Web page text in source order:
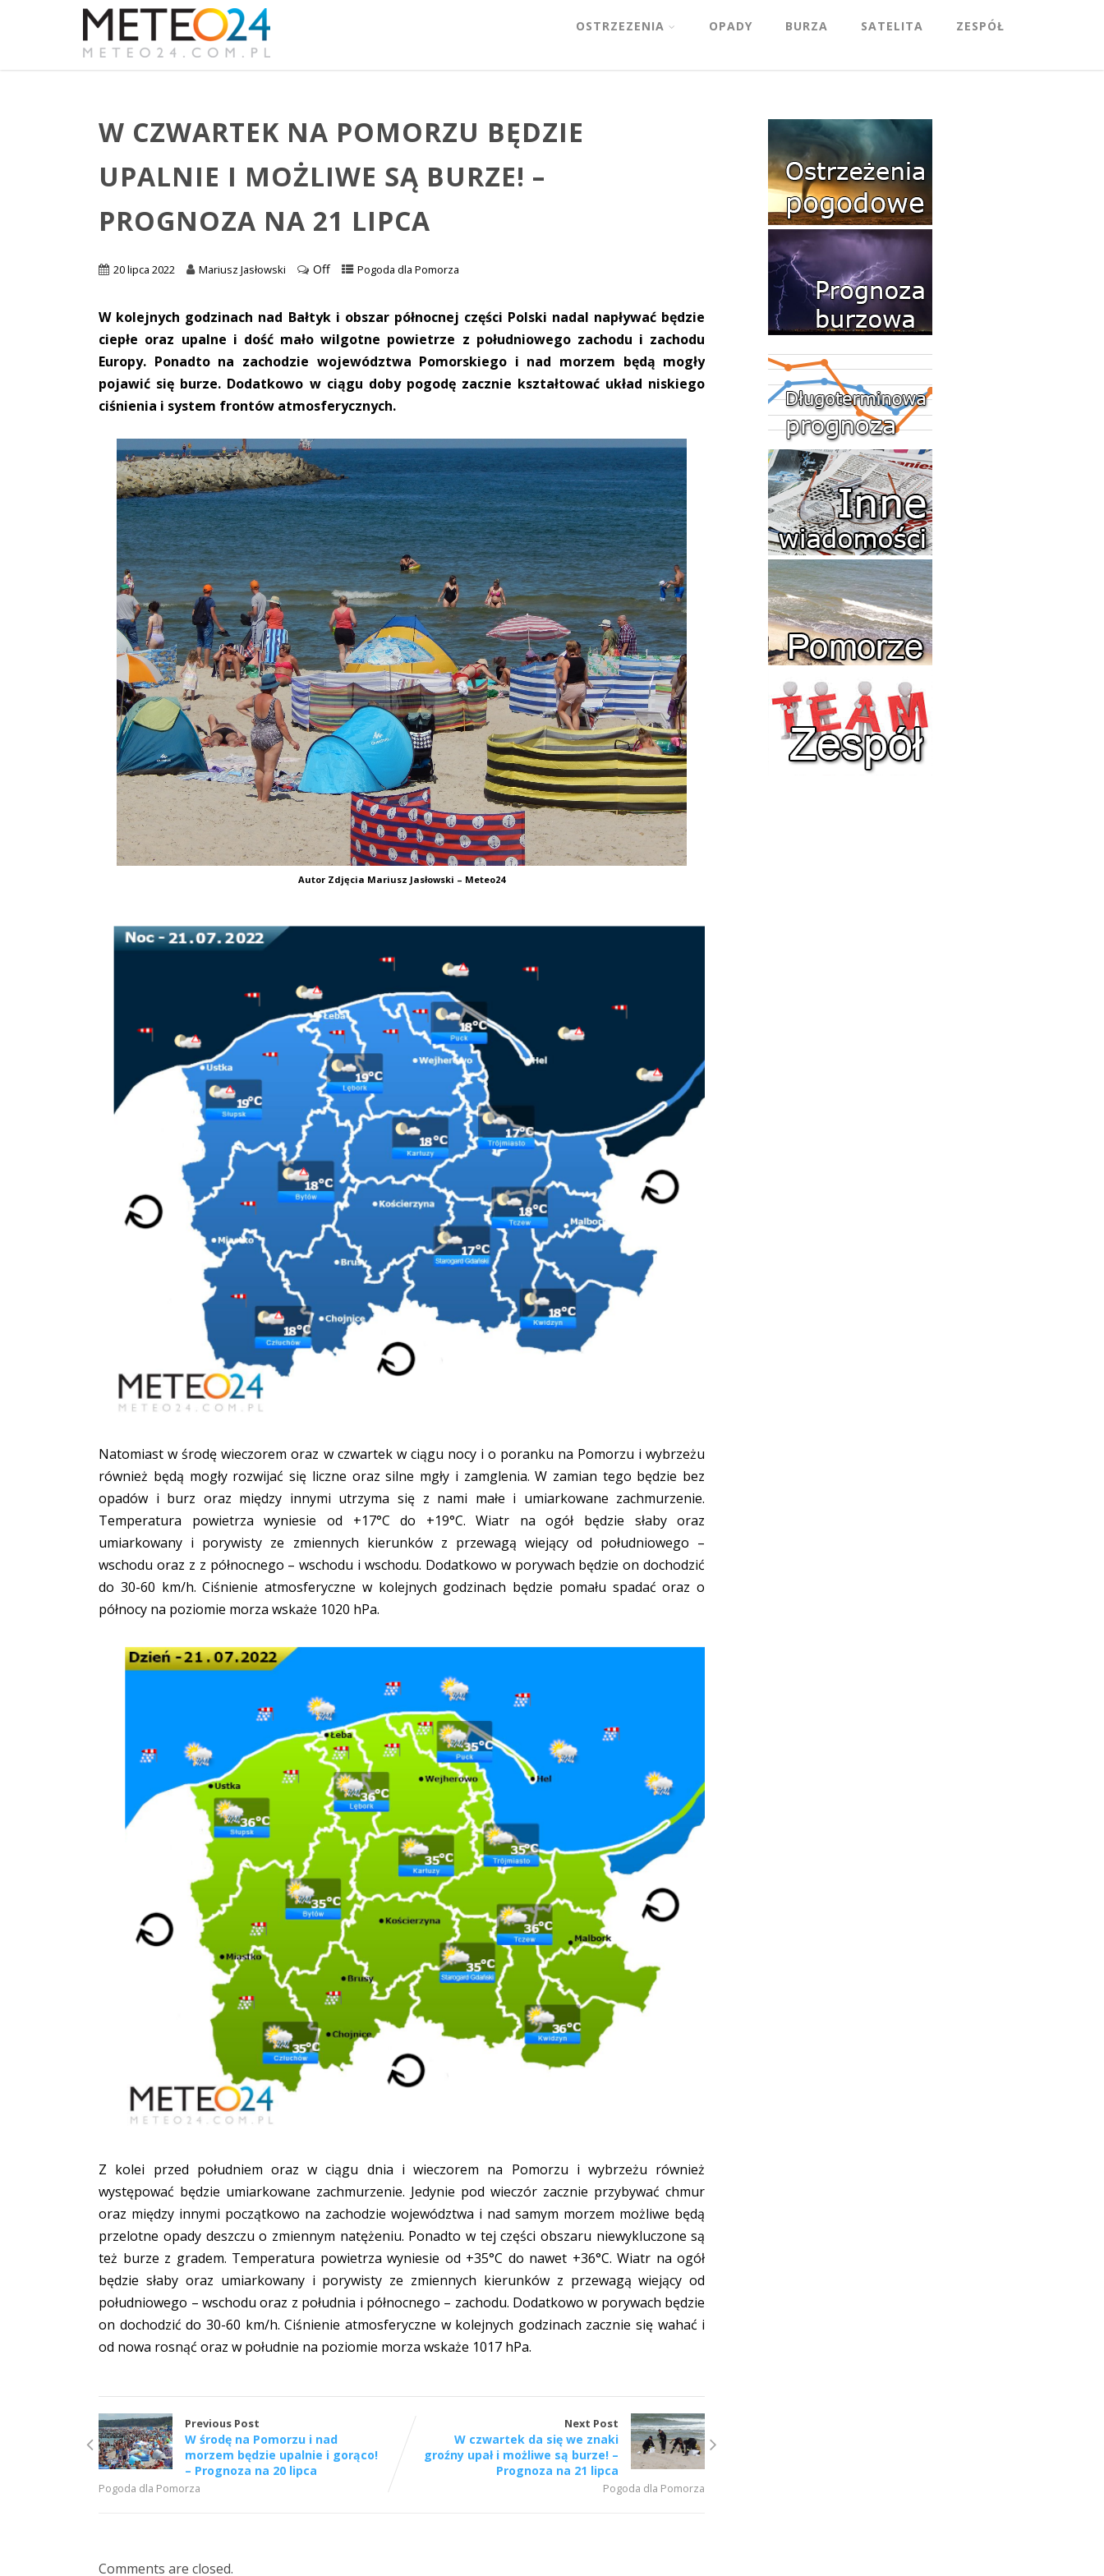
OSTRZEZENIA OPADY BURZA SATELITA ZESPÓŁ
W CZWARTEK NA POMORZU BĘDZIE
UPALNIE I MOŻLIWE SĄ BURZE! –
PROGNOZA NA 21 LIPCA
20 lipca 2022 Mariusz Jasłowski Off Pogoda dla Pomorza
W kolejnych godzinach nad Bałtyk i obszar północnej części Polski nadal napływać będzie
ciepłe oraz upalne i dość mało wilgotne powietrze z południowego zachodu i zachodu
Europy. Ponadto na zachodzie województwa Pomorskiego i nad morzem będą mogły
pojawić się burze. Dodatkowo w ciągu doby pogodę zacznie kształtować układ niskiego
ciśnienia i system frontów atmosferycznych.
Autor Zdjęcia Mariusz Jasłowski – Meteo24
Natomiast w środę wieczorem oraz w czwartek w ciągu nocy i o poranku na Pomorzu i wybrzeżu
również będą mogły rozwijać się liczne oraz silne mgły i zamglenia. W zamian tego będzie bez
opadów i burz oraz między innymi utrzyma się z nami małe i umiarkowane zachmurzenie.
Temperatura powietrza wyniesie od +17°C do +19°C. Wiatr na ogół będzie słaby oraz
umiarkowany i porywisty ze zmiennych kierunków z przewagą wiejący od południowego –
wschodu oraz z z północnego – wschodu i wschodu. Dodatkowo w porywach będzie on dochodzić
do 30-60 km/h. Ciśnienie atmosferyczne w kolejnych godzinach będzie pomału spadać oraz o
północy na poziomie morza wskaże 1020 hPa.
Z kolei przed południem oraz w ciągu dnia i wieczorem na Pomorzu i wybrzeżu również
występować będzie umiarkowane zachmurzenie. Jedynie pod wieczór zacznie przybywać chmur
oraz między innymi początkowo na zachodzie województwa i nad samym morzem możliwe będą
przelotne opady deszczu o zmiennym natężeniu. Ponadto w tej części obszaru niewykluczone są
też burze z gradem. Temperatura powietrza wyniesie od +35°C do nawet +36°C. Wiatr na ogół
będzie słaby oraz umiarkowany i porywisty ze zmiennych kierunków z przewagą wiejący od
południowego – wschodu oraz z południa i północnego – zachodu. Dodatkowo w porywach będzie
on dochodzić do 30-60 km/h. Ciśnienie atmosferyczne w kolejnych godzinach zacznie się wahać i
od nowa rosnąć oraz w południe na poziomie morza wskaże 1017 hPa.
Previous Post
W środę na Pomorzu i nad
morzem będzie upalnie i gorąco!
– Prognoza na 20 lipca
Pogoda dla Pomorza
Next Post
W czwartek da się we znaki
groźny upał i możliwe są burze! –
Prognoza na 21 lipca
Pogoda dla Pomorza
Comments are closed.